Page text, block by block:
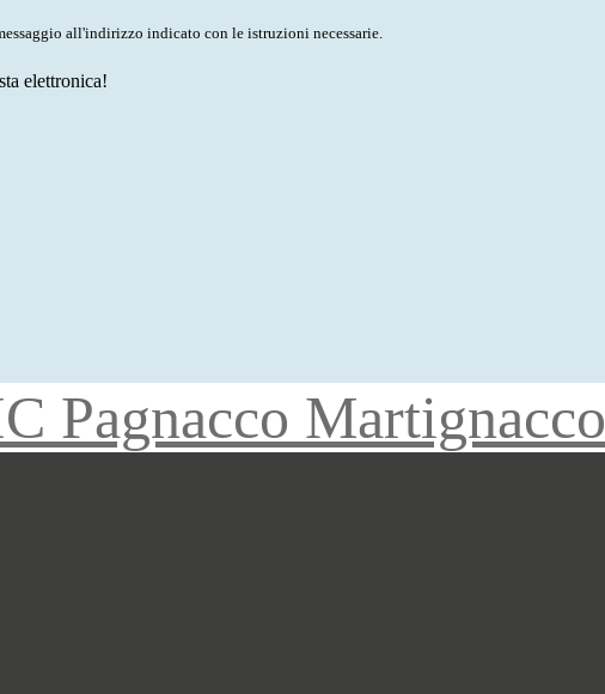
all'indirizzo indicato con le istruzioni necessarie.
elettronica!
Pagnacco Martignacco